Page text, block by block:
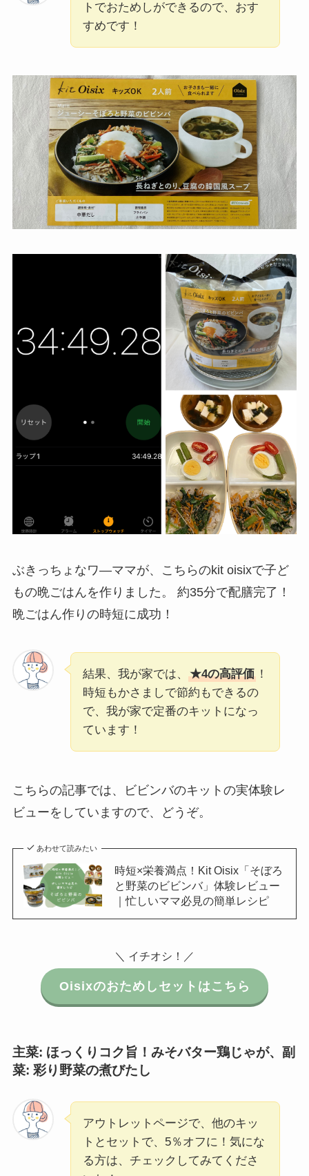
トでおためしができるので、おす
すめです！
ぶきっちょなワ―ママが、こちらのkit oisixで子ど
もの晩ごはんを作りました。 約35分で配膳完了！
晩ごはん作りの時短に成功！
結果、我が家では、 ★4の高評価！
時短もかさましで節約もできるの
で、我が家で定番のキットになっ
ています！
こちらの記事では、ビビンバのキットの実体験レ
ビューをしていますので、どうぞ。
あわせて読みたい
時短×栄養満点！Kit Oisix「そぼろ
と野菜のビビンバ」体験レビュー
｜忙しいママ必見の簡単レシピ
＼ イチオシ！／
Oisixのおためしセットはこちら
主菜: ほっくりコク旨！みそバター鶏じゃが、 副
菜: 彩り野菜の煮びたし
アウトレットページで、他のキッ
トとセットで、5％オフに！気にな
る方は、チェックしてみてくださ